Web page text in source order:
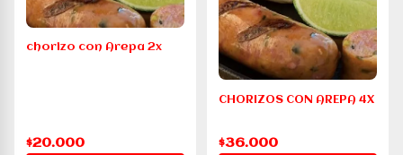
chorizo con Arepa 2x
$20.000
CHORIZOS CON AREPA 4X
$36.000